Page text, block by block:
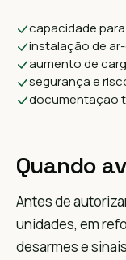
capacidade
instalação de
aumento de
segurança e
documentação
Quando
Antes de
unidades, em
desarmes e